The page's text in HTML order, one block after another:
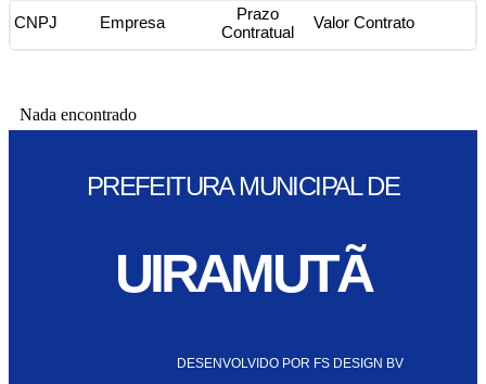
CNPJ Empresa
Prazo
Contratual
Valor Contrato
Nada encontrado
PREFEITURA MUNICIPAL DE
UIRAMUTÃ
DESENVOLVIDO POR FS DESIGN BV